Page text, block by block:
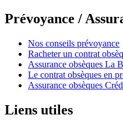
Prévoyance /
Nos conseils prévoyance
Racheter un contrat
Assurance obsèques La
Le contrat obsèques en
Assurance obsèques
Liens utiles